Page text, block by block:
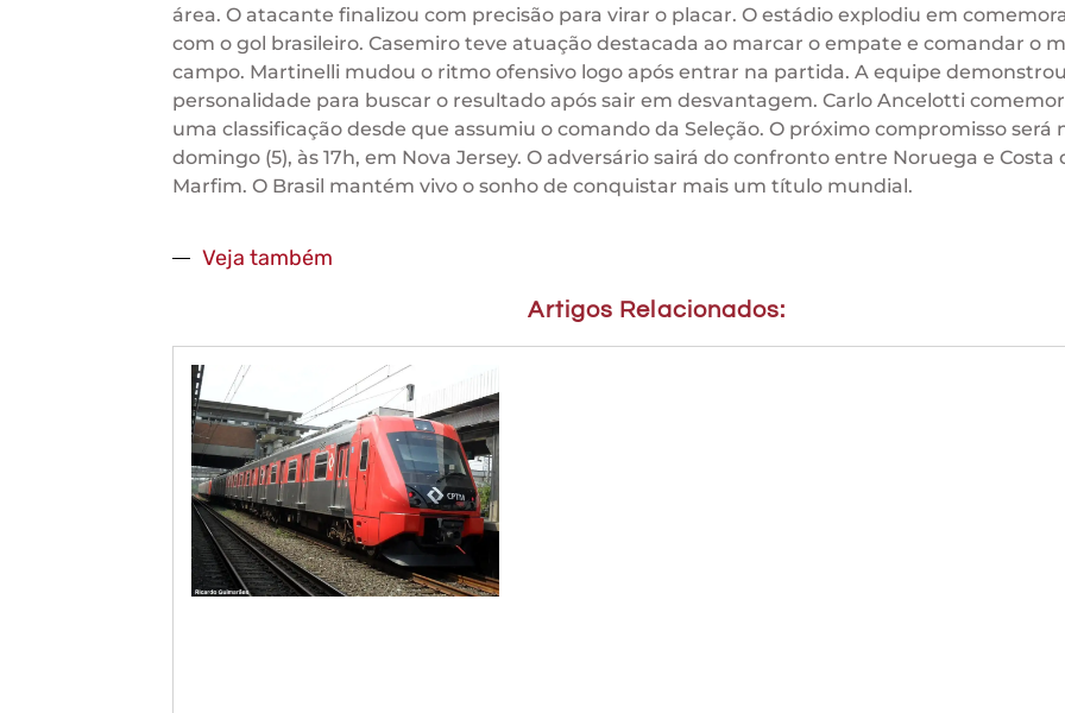
área. O atacante finalizou com precisão para virar o placar. O estádio explodiu em
com o gol brasileiro. Casemiro teve atuação destacada ao marcar o empate e comandar o
campo. Martinelli mudou o ritmo ofensivo logo após entrar na partida. A equipe demonstrou
personalidade para buscar o resultado após sair em desvantagem. Carlo Ancelotti
uma classificação desde que assumiu o comando da Seleção. O próximo compromisso será
domingo (5), às 17h, em Nova Jersey. O adversário sairá do confronto entre Noruega e Costa
Marfim. O Brasil mantém vivo o sonho de conquistar mais um título mundial.
Veja também
Artigos Relacionados: